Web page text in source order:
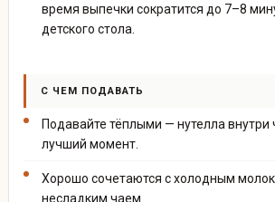
время выпечки сократится до 7–8
детского стола.
С ЧЕМ ПОДАВАТЬ
Подавайте тёплыми — нутелла внутри
лучший момент.
Хорошо сочетаются с холодным
несладким чаем.